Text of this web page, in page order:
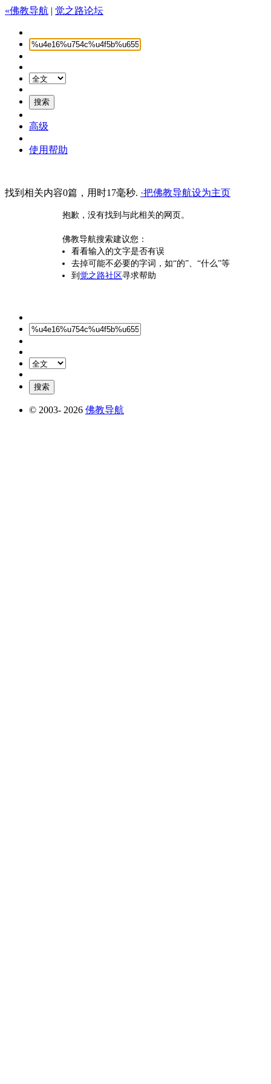
«佛教导航 | 觉之路论坛
高级
使用帮助
找到相关内容0篇，用时17毫秒. ·把佛教导航设为主页
抱歉，没有找到与此相关的网页。
佛教导航搜索建议您：
看看输入的文字是否有误
去掉可能不必要的字词，如“的”、“什么”等
到 觉之路社区寻求帮助
© 2003- 2026 佛教导航